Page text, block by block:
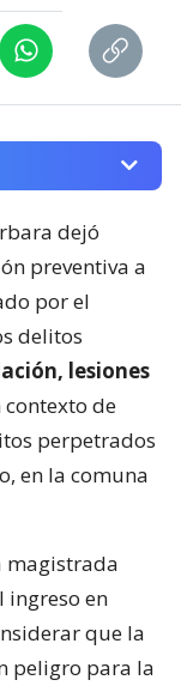
dejó
preventiva a
por el
delitos
lesiones
contexto de
perpetrados
en la comuna
magistrada
ingreso en
que la
peligro para la